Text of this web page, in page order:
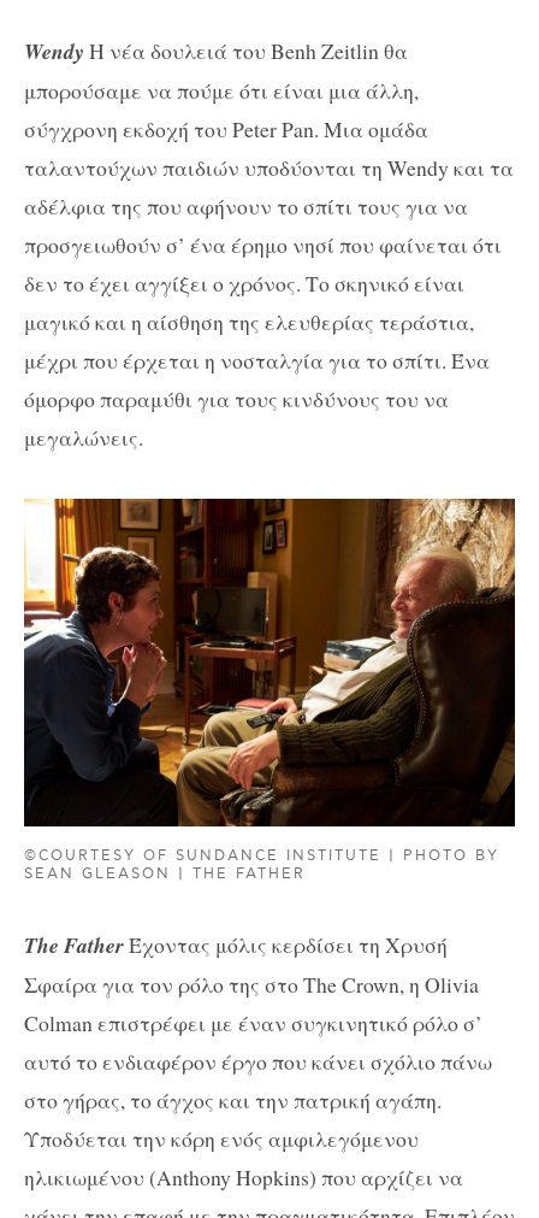
Wendy Η νέα δουλειά του Benh Zeitlin θα
μπορούσαμε να πούμε ότι είναι μια άλλη,
σύγχρονη εκδοχή του Peter Pan. Μια ομάδα
ταλαντούχων παιδιών υποδύονται τη Wendy και τα
αδέλφια της που αφήνουν το σπίτι τους για να
προσγειωθούν σ’ ένα έρημο νησί που φαίνεται ότι
δεν το έχει αγγίξει ο χρόνος. Το σκηνικό είναι
μαγικό και η αίσθηση της ελευθερίας τεράστια,
μέχρι που έρχεται η νοσταλγία για το σπίτι. Ένα
όμορφο παραμύθι για τους κινδύνους του να
μεγαλώνεις.
©COURTESY OF SUNDANCE INSTITUTE | PHOTO BY
SEAN GLEASON | THE FATHER
The FatherΈχοντας μόλις κερδίσει τη Χρυσή
Σφαίρα για τον ρόλο της στο The Crown, η Olivia
Colman επιστρέφει με έναν συγκινητικό ρόλο σ’
αυτό το ενδιαφέρον έργο που κάνει σχόλιο πάνω
στο γήρας, το άγχος και την πατρική αγάπη.
Υποδύεται την κόρη ενός αμφιλεγόμενου
ηλικιωμένου (Anthony Hopkins) που αρχίζει να